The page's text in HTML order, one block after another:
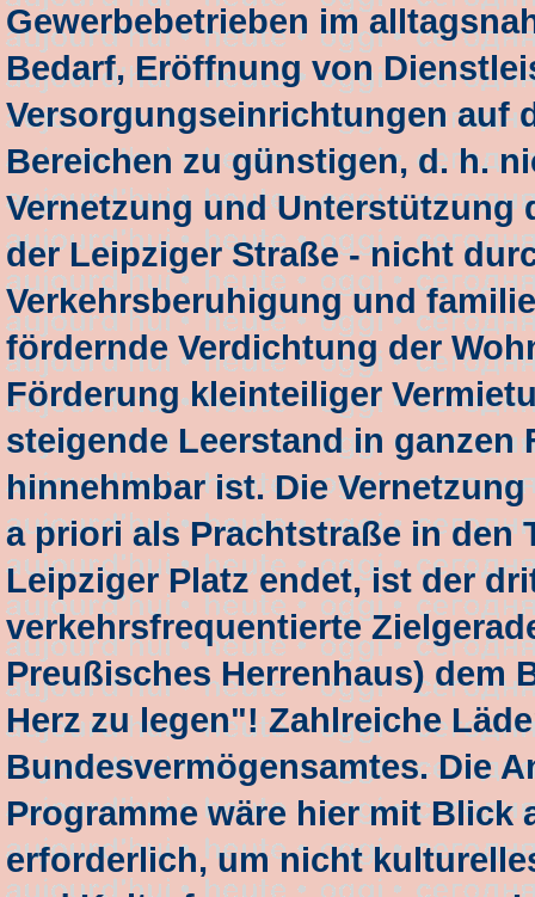
Gewerbebetrieben im
Bedarf, Eröffnung von
Versorgungseinrichtungen auf
Bereichen zu günstigen, d. h.
Vernetzung und Unterstützung
der Leipziger Straße - nicht
Verkehrsberuhigung und
fördernde Verdichtung der
Förderung kleinteiliger
steigende Leerstand in
hinnehmbar ist. Die
a priori als Prachtstraße in den
Leipziger Platz endet, ist der
verkehrsfrequentierte
Preußisches Herrenhaus) dem
Herz zu legen"! Zahlreiche
Bundesvermögensamtes. Die
Programme wäre hier mit Blick
erforderlich, um nicht